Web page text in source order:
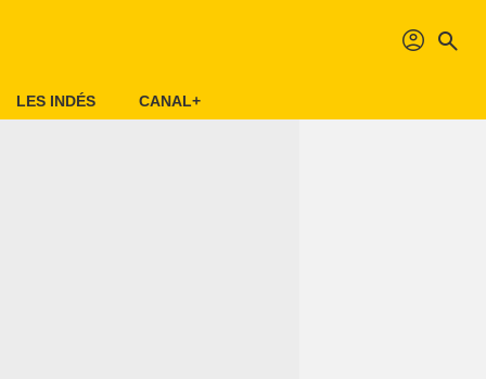
profil search
LES INDÉS CANAL+